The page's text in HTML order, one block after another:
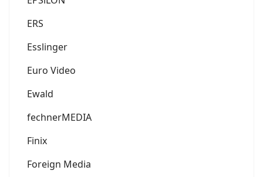
ERS
Esslinger
Euro Video
Ewald
fechnerMEDIA
Finix
Foreign Media